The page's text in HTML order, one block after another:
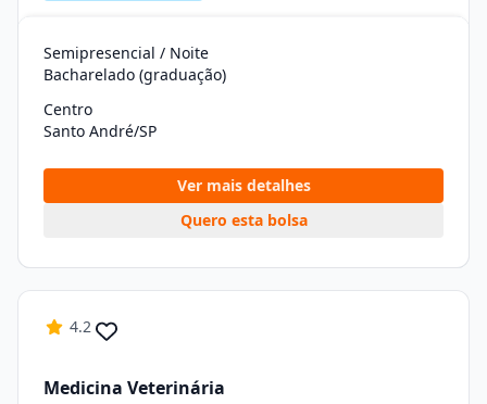
Semipresencial / Noite
Bacharelado (graduação)
Centro
Santo André/SP
Ver mais detalhes
Quero esta bolsa
4.2
Medicina Veterinária